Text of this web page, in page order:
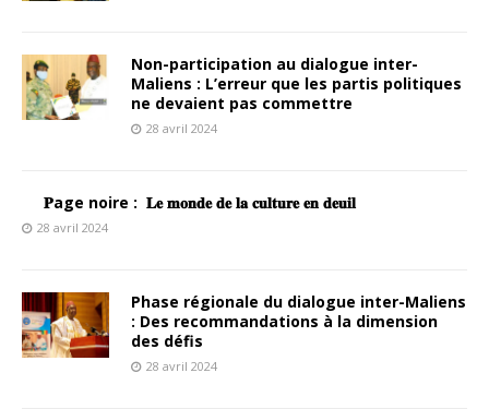
Non-participation au dialogue inter-
Maliens : L’erreur que les partis politiques
ne devaient pas commettre
28 avril 2024
𝐏age noire : 𝐋𝐞 𝐦𝐨𝐧𝐝𝐞 𝐝𝐞 𝐥𝐚 𝐜𝐮𝐥𝐭𝐮𝐫𝐞 𝐞𝐧 𝐝𝐞𝐮𝐢𝐥
28 avril 2024
Phase régionale du dialogue inter-Maliens
: Des recommandations à la dimension
des défis
28 avril 2024